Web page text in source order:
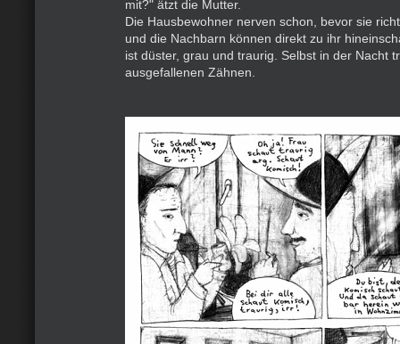
mit?" ätzt die Mutter.
Die Hausbewohner nerven schon, bevor sie
und die Nachbarn können direkt zu ihr
ist düster, grau und traurig. Selbst in der Nacht
ausgefallenen Zähnen.